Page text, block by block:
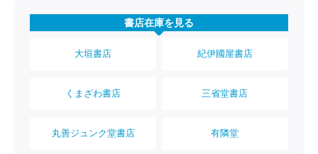
書店在庫を見る
大垣書店 紀伊國屋書店
くまざわ書店 三省堂書店
丸善ジュンク堂書店 有隣堂